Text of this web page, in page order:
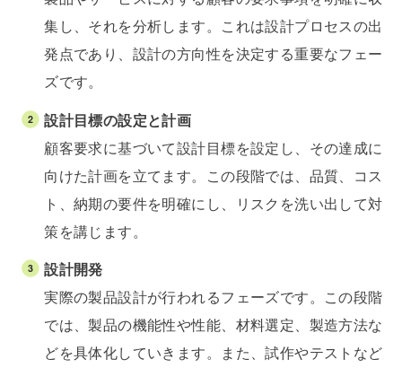
集し、それを分析します。これは設計プロセスの出
発点であり、設計の方向性を決定する重要なフェー
ズです。
設計目標の設定と計画
顧客要求に基づいて設計目標を設定し、その達成に
向けた計画を立てます。この段階では、品質、コス
ト、納期の要件を明確にし、リスクを洗い出して対
策を講じます。
設計開発
実際の製品設計が行われるフェーズです。この段階
では、製品の機能性や性能、材料選定、製造方法な
どを具体化していきます。また、試作やテストなど